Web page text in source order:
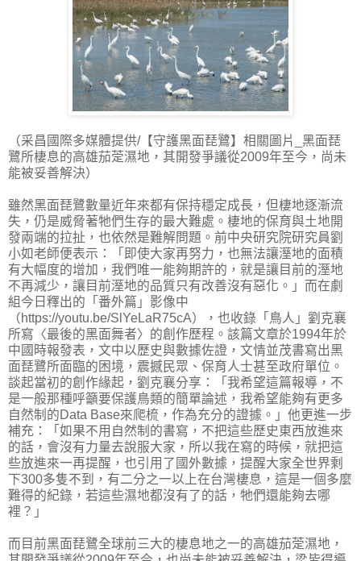
（采昌國際多媒體提供/【守護黑面琵鷺】相關圖片_黑面琵
鷺所棲息的高雄茄萣濕地，其開發爭議從2009年至今，尚未
能被妥善解決）
雖然黑面琵鷺數量近年來都有保持穩定成長，但棲地逐漸流
失，仍是威脅著牠們生存的最大難處。棲地的保育與土地開
發兩端的拉扯，也依然是難解問題。前中央研究院研究員劉
小如老師便表示：「即使大家再努力，也無法讓溼地的面積
有大幅度的增加，我們唯一能夠期許的，就是讓目前的溼地
不再減少，讓目前溼地的品質只有改善沒有惡化。」而在劇
組今日釋出的「番外篇」影像中
（https://youtu.be/SlYeLaR75cA），也收錄「鳥人」劉克襄
所寫〈最後的黑面舞者〉的創作歷程。該篇文章於1994年於
中國時報發表，文中以歷史與數據佐證，文情並茂書寫出黑
面琵鷺所面臨的困境，震撼民眾、保育人士甚至政府單位。
談起當初的創作緣起，劉克襄分享：「我希望這篇報導，不
是一般那種呼籲要保護鳥類的簡單論述，我希望能夠有更多
自然制的Data Base來爬梳，作為充分的證據。」他更進一步
補充：「如果不用自然制的書寫，不把這些歷史東西放進來
的話，會沒有力量去說服大家，所以我在寫的時候，就把這
些放進來一再提醒，也引用了國外數據，提醒大家全世界剩
下300多隻不到，有二分之一以上在台灣棲息，這是一個多麼
難得的紀錄，若這些濕地都沒有了的話，牠們還能夠去哪
裡？」
而目前黑面琵鷺全球前三大的棲息地之一的高雄茄萣濕地，